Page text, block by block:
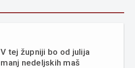
V tej župniji bo od julija
manj nedeljskih maš